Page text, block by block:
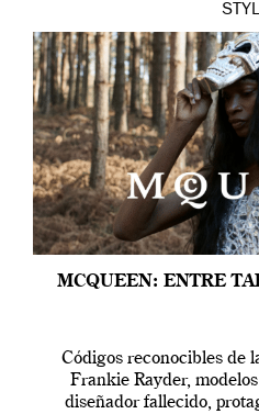
MCQUEEN: ENTRE
Códigos reconocibles de
Frankie Rayder,
diseñador fallecido,